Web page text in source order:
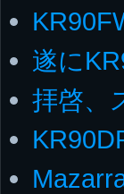
遂に
拝啓、